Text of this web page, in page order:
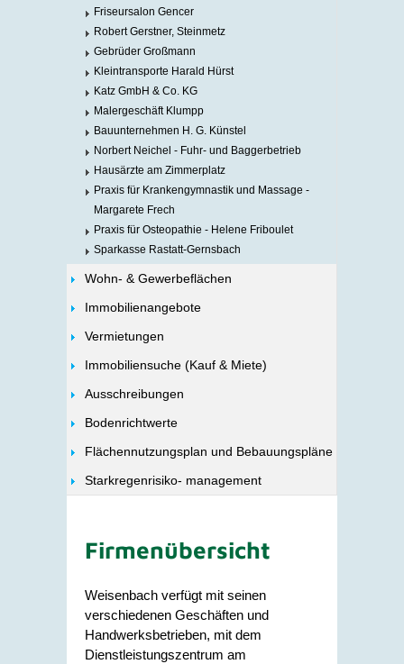
Friseursalon Gencer
Robert Gerstner, Steinmetz
Gebrüder Großmann
Kleintransporte Harald Hürst
Katz GmbH & Co. KG
Malergeschäft Klumpp
Bauunternehmen H. G. Künstel
Norbert Neichel - Fuhr- und Baggerbetrieb
Hausärzte am Zimmerplatz
Praxis für Krankengymnastik und Massage -
Margarete Frech
Praxis für Osteopathie - Helene Friboulet
Sparkasse Rastatt-Gernsbach
Wohn- & Gewerbeflächen
Immobilienangebote
Vermietungen
Immobiliensuche (Kauf & Miete)
Ausschreibungen
Bodenrichtwerte
Flächennutzungsplan und Bebauungspläne
Starkregenrisiko- management
Firmenübersicht
Weisenbach verfügt mit seinen
verschiedenen Geschäften und
Handwerksbetrieben, mit dem
Dienstleistungszentrum am